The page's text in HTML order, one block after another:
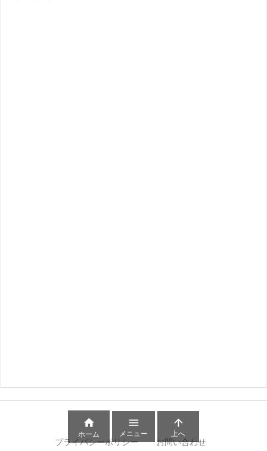
プライバシーポリシー お問い合わせ

ホーム

メニュー

上へ